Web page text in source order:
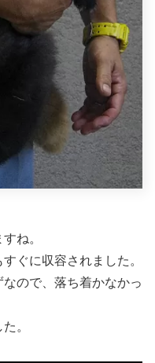
ね。
ぐに収容されました。
ので、落ち着かなかっ
。